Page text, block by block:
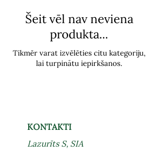
Šeit vēl nav neviena
produkta...
Tikmēr varat izvēlēties citu kategoriju,
lai turpinātu iepirkšanos.
KONTAKTI
Lazurīts S, SIA